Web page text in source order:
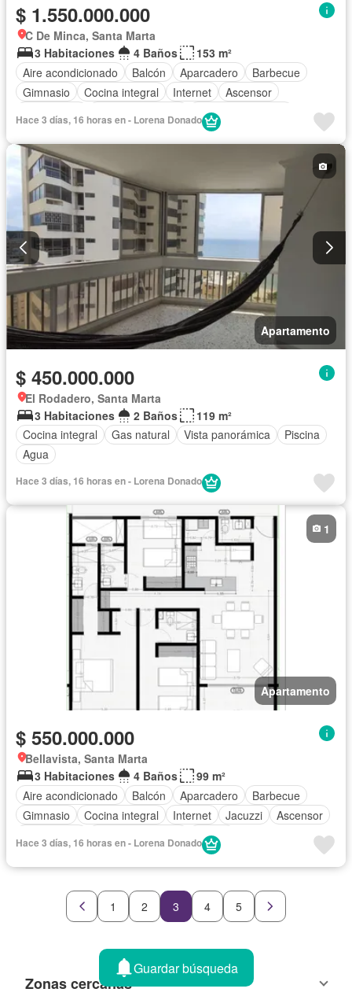
$ 1.550.000.000
C De Minca, Santa Marta
3 Habitaciones
4 Baños
153 m²
Aire acondicionado
Balcón Aparcadero
Barbecue
Gimnasio
Cocina integral Internet
Ascensor
Seguridad privada
Hace 3 días, 16 horas en - Lorena Donado
Apartamento
$ 450.000.000
El Rodadero, Santa Marta
3 Habitaciones
2 Baños
119 m²
Cocina integral
Gas natural Vista panorámica
Piscina
Agua
Hace 3 días, 16 horas en - Lorena Donado
Apartamento
1
$ 550.000.000
Bellavista, Santa Marta
3 Habitaciones
4 Baños
99 m²
Aire acondicionado
Balcón Aparcadero
Barbecue
Gimnasio
Cocina integral Internet Jacuzzi
Ascensor
Sauna
Agua
Hace 3 días, 16 horas en - Lorena Donado
1 2 3 4 5
Zonas cercanas
Guardar búsqueda